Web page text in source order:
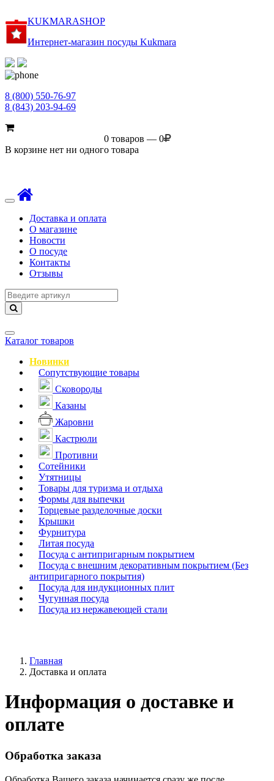
KUKMARASHOP
Интернет-магазин посуды Kukmara
8 (800) 550-76-97
8 (843) 203-94-69
0 товаров — 0
В корзине нет ни одного товара
Toggle
navigationДоставка и оплата
О магазине
Новости
О посуде
Контакты
Отзывы
Навигация
Каталог товаров
Новинки
Сопутствующие товары
Сковороды
Казаны
Жаровни
Кастрюли
Противни
Сотейники
Утятницы
Товары для туризма и отдыха
Формы для выпечки
Торцевые разделочные доски
Крышки
Фурнитура
Литая посуда
Посуда с антипригарным покрытием
Посуда с внешним декоративным покрытием (Без
антипригарного покрытия)
Посуда для индукционных плит
Чугунная посуда
Посуда из нержавеющей стали
Главная
Доставка и оплата
Информация о доставке и
оплате
Обработка заказа